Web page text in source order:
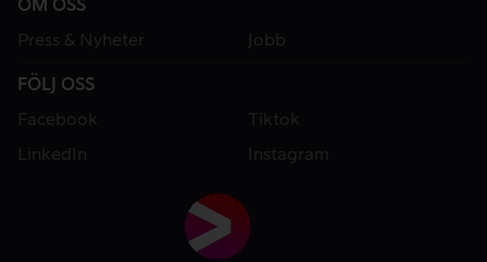
OM OSS
Press & Nyheter
Jobb
FÖLJ OSS
Facebook
Tiktok
LinkedIn
Instagram